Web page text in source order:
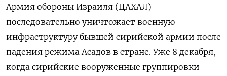
Армия обороны Израиля (ЦАХАЛ)
последовательно уничтожает военную
инфраструктуру бывшей сирийской армии после
падения режима Асадов в стране. Уже 8 декабря,
когда сирийские вооруженные группировки